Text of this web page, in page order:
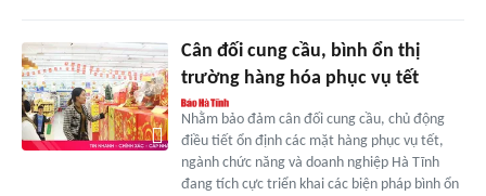
Cân đối cung cầu, bình ổn thị
trường hàng hóa phục vụ tết
Nhằm bảo đảm cân đối cung cầu, chủ động
điều tiết ổn định các mặt hàng phục vụ tết,
ngành chức năng và doanh nghiệp Hà Tĩnh
đang tích cực triển khai các biện pháp bình ổn